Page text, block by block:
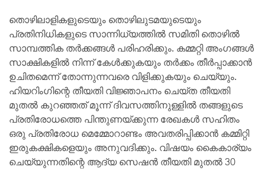
തൊഴിലാളികളുടെയും തൊഴിലുടമയുടെയും
പ്രതിനിധികളുടെ സാന്നിധ്യത്തിൽ സമിതി തൊഴിൽ
സാമ്പത്തിക തർക്കങ്ങൾ പരിഹരിക്കും. കമ്മറ്റി അംഗങ്ങൾ
സാക്ഷികളിൽ നിന്ന് കേൾക്കുകയും തർക്കം തീർപ്പാക്കാൻ
ഉചിതമെന്ന് തോന്നുന്നവരെ വിളിക്കുകയും ചെയ്യും.
ഹിയറിംഗിന്റെ തീയതി വിജ്ഞാപനം ചെയ്ത തീയതി
മുതൽ കുറഞ്ഞത് മൂന്ന് ദിവസത്തിനുള്ളിൽ തങ്ങളുടെ
പ്രതിരോധത്തെ പിന്തുണയ്ക്കുന്ന രേഖകൾ സഹിതം
ഒരു പ്രതിരോധ മെമ്മോറാണ്ടം അവതരിപ്പിക്കാൻ കമ്മിറ്റി
ഇരുകക്ഷികളെയും അനുവദിക്കും. വിഷയം കൈകാര്യം
ചെയ്യുന്നതിന്റെ ആദ്യ സെഷൻ തീയതി മുതൽ 30